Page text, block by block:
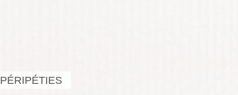
PÉRIPÉTIES